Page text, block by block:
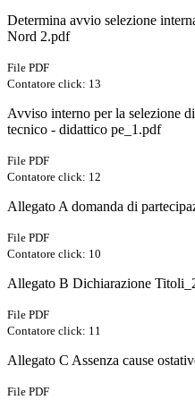
Determina avvio selezione
Nord 2.pdf
File PDF
Contatore click: 13
Avviso interno per la selezione
tecnico - didattico pe_1.pdf
File PDF
Contatore click: 12
Allegato A domanda di
File PDF
Contatore click: 10
Allegato B Dichiarazione
File PDF
Contatore click: 11
Allegato C Assenza cause
File PDF